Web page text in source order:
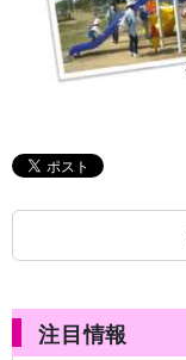
注目情報